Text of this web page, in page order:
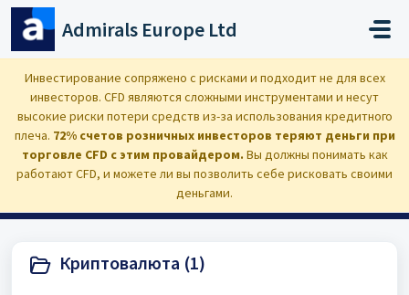
Переход к главному содержимому
Admirals Europe Ltd
Инвестирование сопряжено с рисками и подходит не для всех
инвесторов. CFD являются сложными инструментами и несут
высокие риски потери средств из-за использования кредитного
плеча. 72% счетов розничных инвесторов теряют деньги при
торговле CFD с этим провайдером. Вы должны понимать как
работают CFD, и можете ли вы позволить себе рисковать своими
деньгами.
Главная База знаний Криптовалюта
Криптовалюта (1)
Криптовалюта (1)